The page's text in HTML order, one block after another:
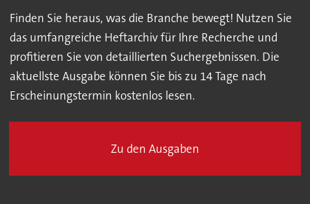
Finden Sie heraus, was die Branche bewegt! Nutzen Sie
das umfangreiche Heftarchiv für Ihre Recherche und
profitieren Sie von detaillierten Suchergebnissen. Die
aktuellste Ausgabe können Sie bis zu 14 Tage nach
Erscheinungstermin kostenlos lesen.
Zu den Ausgaben